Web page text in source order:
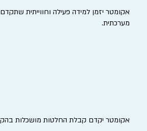
אקומטר יזמן למידה פעילה וחווייתית
מערכתית.
אקומטר יקדם קבלת החלטות מושכלות